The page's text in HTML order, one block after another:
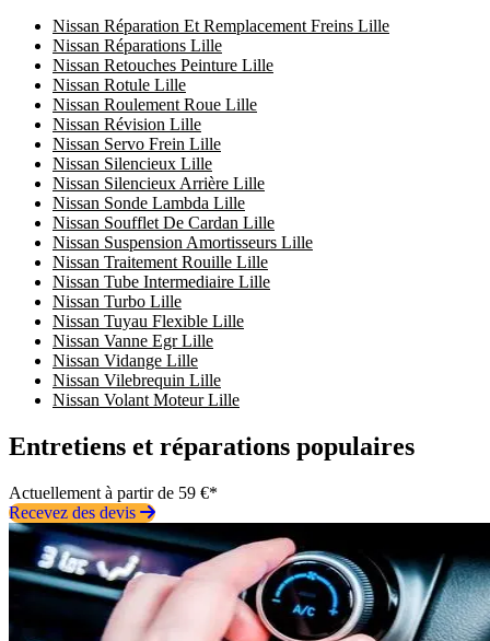
Nissan Réparation Et Remplacement Freins Lille
Nissan Réparations Lille
Nissan Retouches Peinture Lille
Nissan Rotule Lille
Nissan Roulement Roue Lille
Nissan Révision Lille
Nissan Servo Frein Lille
Nissan Silencieux Lille
Nissan Silencieux Arrière Lille
Nissan Sonde Lambda Lille
Nissan Soufflet De Cardan Lille
Nissan Suspension Amortisseurs Lille
Nissan Traitement Rouille Lille
Nissan Tube Intermediaire Lille
Nissan Turbo Lille
Nissan Tuyau Flexible Lille
Nissan Vanne Egr Lille
Nissan Vidange Lille
Nissan Vilebrequin Lille
Nissan Volant Moteur Lille
Entretiens et réparations populaires
Actuellement à partir de 59 €*
Recevez des devis